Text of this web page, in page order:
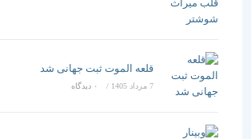
قلعه الموت ثبت جهانی شد
/ ۰ دیدگاه